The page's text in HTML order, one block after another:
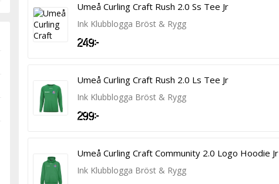
Umeå Curling Craft Rush 2.0 Ss Tee Jr
Ink Klubblogga Bröst & Rygg
249 kr
Umeå Curling Craft Rush 2.0 Ls Tee Jr
Ink Klubblogga Bröst & Rygg
299 kr
Umeå Curling Craft Community 2.0 Logo Hoodie Jr
Ink Klubblogga Bröst & Rygg